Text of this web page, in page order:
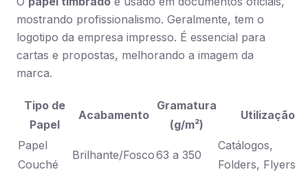
mostrando profissionalismo. Geralmente, tem o
logotipo da empresa impresso. É essencial para
cartas e propostas, melhorando a imagem da
marca.
Tipo de
Papel
Acabamento
Gramatura
(g/m²)
Utilização
Papel
Couché
Brilhante/Fosco63 a 350
Catálogos,
Folders, Flyers